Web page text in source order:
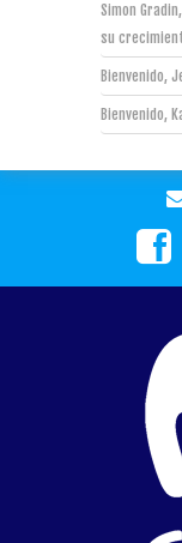
Simon
su
Bienvenido,
Bienvenido,